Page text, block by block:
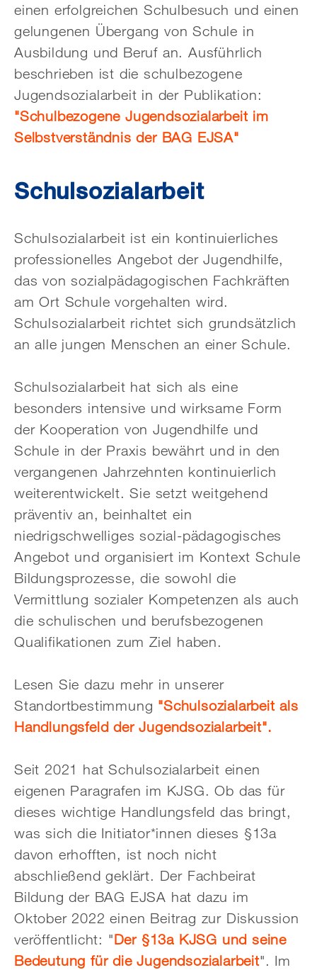
einen erfolgreichen Schulbesuch und einen
gelungenen Übergang von Schule in
Ausbildung und Beruf an. Ausführlich
beschrieben ist die schulbezogene
Jugendsozialarbeit in der Publikation:
"Schulbezogene Jugendsozialarbeit im
Selbstverständnis der BAG EJSA"
Schulsozialarbeit
Schulsozialarbeit ist ein kontinuierliches
professionelles Angebot der Jugendhilfe,
das von sozialpädagogischen Fachkräften
am Ort Schule vorgehalten wird.
Schulsozialarbeit richtet sich grundsätzlich
an alle jungen Menschen an einer Schule.
Schulsozialarbeit hat sich als eine
besonders intensive und wirksame Form
der Kooperation von Jugendhilfe und
Schule in der Praxis bewährt und in den
vergangenen Jahrzehnten kontinuierlich
weiterentwickelt. Sie setzt weitgehend
präventiv an, beinhaltet ein
niedrigschwelliges sozial-pädagogisches
Angebot und organisiert im Kontext Schule
Bildungsprozesse, die sowohl die
Vermittlung sozialer Kompetenzen als auch
die schulischen und berufsbezogenen
Qualifikationen zum Ziel haben.
Lesen Sie dazu mehr in unserer
Standortbestimmung "Schulsozialarbeit als
Handlungsfeld der Jugendsozialarbeit".
Seit 2021 hat Schulsozialarbeit einen
eigenen Paragrafen im KJSG. Ob das für
dieses wichtige Handlungsfeld das bringt,
was sich die Initiator*innen dieses §13a
davon erhofften, ist noch nicht
abschließend geklärt. Der Fachbeirat
Bildung der BAG EJSA hat dazu im
Oktober 2022 einen Beitrag zur Diskussion
veröffentlicht: "Der §13a KJSG und seine
Bedeutung für die Jugendsozialarbeit". Im